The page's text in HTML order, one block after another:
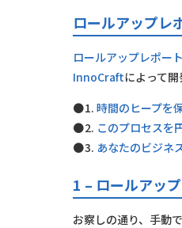
ロールアップレ
ロールアップレポート
InnoCraftによって
1.時間のヒープを
2. このプロセスを
3. あなたのビジネ
1 – ロールアッ
お察しの通り、手動